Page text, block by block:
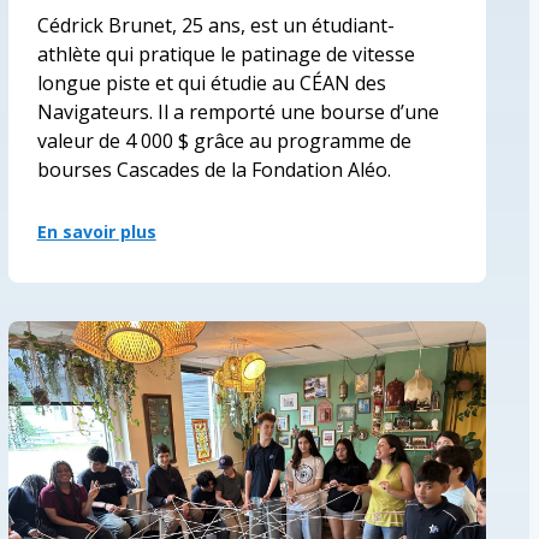
Cédrick Brunet, 25 ans, est un étudiant-
athlète qui pratique le patinage de vitesse
longue piste et qui étudie au CÉAN des
Navigateurs. Il a remporté une bourse d’une
valeur de 4 000 $ grâce au programme de
bourses Cascades de la Fondation Aléo.
En savoir plus
:
Brunet,
du
centre
d’éducation
des
adultes
des
Navigateurs,
récipiendaire
de
la
bourses